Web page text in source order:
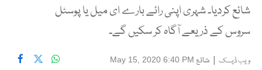
شائع کردیا۔ شہری اپنی رائے بارے ای میل یا پوسٹل
سروس کے ذریعے آگاہ کر سکیں گے۔
ویب ڈیسک | شائع May 15, 2020 6:40 PM